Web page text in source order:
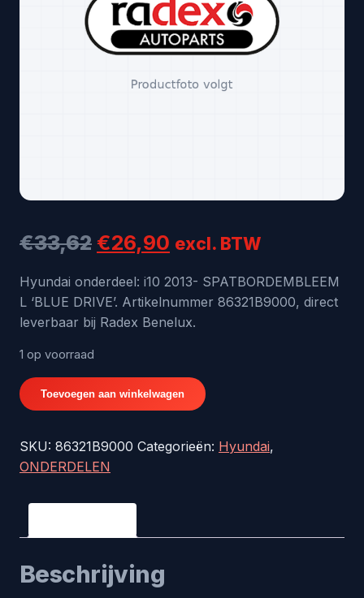
€33,62Oorspronkelijke
prijs
was:
€26,90 Huidige
prijs
is:
excl. BTW
Hyundai onderdeel: i10 2013- SPATBORDEMBLEEM
L ‘BLUE DRIVE’. Artikelnummer 86321B9000, direct
leverbaar bij Radex Benelux.
1 op voorraad
i10
2013-
L
'BLUE
86321B9000
Toevoegen aan winkelwagen
SKU: 86321B9000 Categorieën: Hyundai,
ONDERDELEN
Beschrijving